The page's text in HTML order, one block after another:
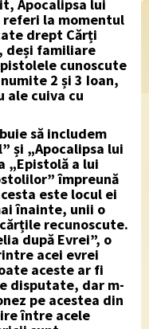
Apocalipsa lui
referi la momentul
drept Cărți
deși familiare
cunoscute
2 și 3 Ioan,
ale cuiva cu
să includem
și „Apocalipsa lui
„Epistolă a lui
împreună
este locul ei
înainte, unii o
recunoscute.
după Evrei”, o
acei evrei
aceste ar fi
disputate, dar m-
pe acestea din
între acele